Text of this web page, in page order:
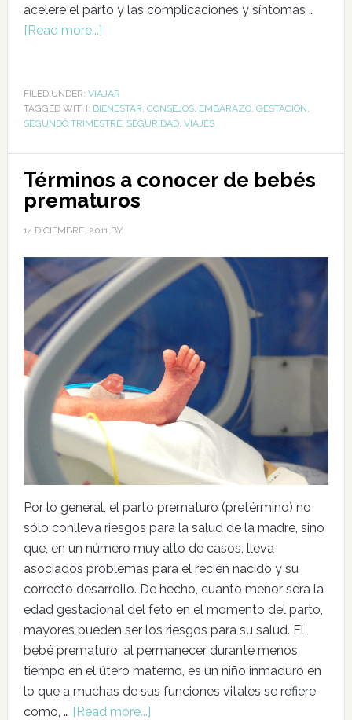
acelere el parto y las complicaciones y síntomas …
[Read more...]
FILED UNDER: VIAJAR
TAGGED WITH: BIENESTAR CONSEJOS, EMBARAZO, GESTACIÓN
SEGUNDO TRIMESTRE, SEGURIDAD, VIAJES
Términos a conocer de bebés
prematuros
14 DICIEMBRE, 2011 BY
Por lo general, el parto prematuro (pretérmino) no
sólo conlleva riesgos para la salud de la madre, sino
que, en un número muy alto de casos, lleva
asociados problemas para el recién nacido y su
correcto desarrollo. De hecho, cuanto menor sera la
edad gestacional del feto en el momento del parto,
mayores pueden ser los riesgos para su salud. El
bebé prematuro, al permanecer durante menos
tiempo en el útero materno, es un niño inmaduro en
lo que a muchas de sus funciones vitales se refiere
como, … [Read more...]